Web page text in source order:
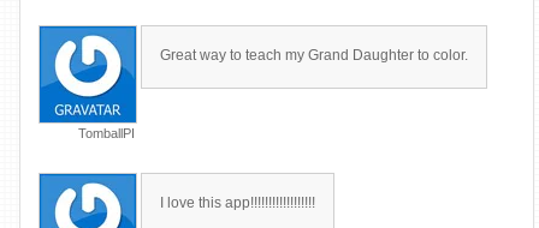
TomballPI
Great way to teach my Grand Daughter to color.
I love this app!!!!!!!!!!!!!!!!!!